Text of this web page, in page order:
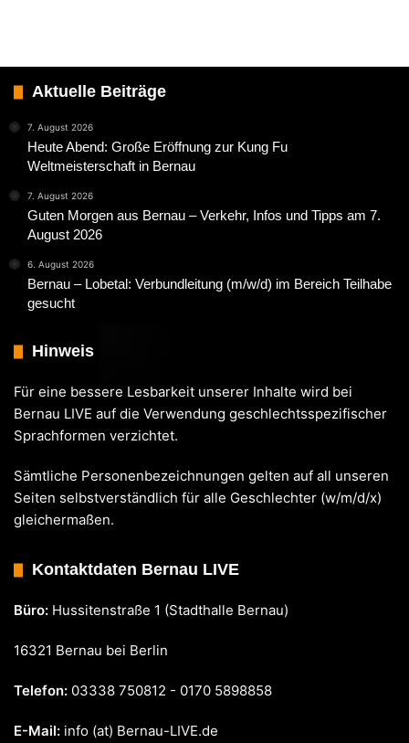
Aktuelle Beiträge
7. August 2026
Heute Abend: Große Eröffnung zur Kung Fu
Weltmeisterschaft in Bernau
7. August 2026
Guten Morgen aus Bernau – Verkehr, Infos und Tipps am 7.
August 2026
6. August 2026
Bernau – Lobetal: Verbundleitung (m/w/d) im Bereich Teilhabe
gesucht
Hinweis
Für eine bessere Lesbarkeit unserer Inhalte wird bei
Bernau LIVE auf die Verwendung geschlechtsspezifischer
Sprachformen verzichtet.
Sämtliche Personenbezeichnungen gelten auf all unseren
Seiten selbstverständlich für alle Geschlechter (w/m/d/x)
gleichermaßen.
Kontaktdaten Bernau LIVE
Büro: Hussitenstraße 1 (Stadthalle Bernau)
16321 Bernau bei Berlin
Telefon: 03338 750812 - 0170 5898858
E-Mail: info (at) Bernau-LIVE.de